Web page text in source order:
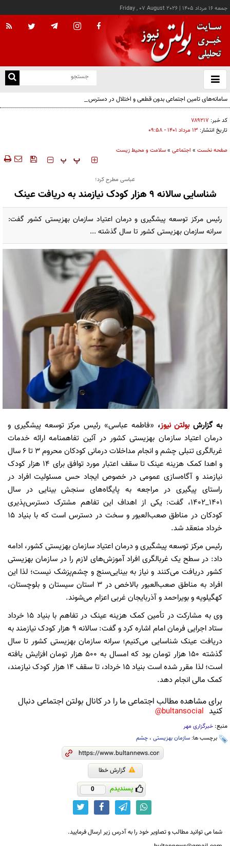
جمعه ۱۶ مرداد ۱۴۰۵ |
Friday , 07 August 2026
باز
و
سامانه‌های تامین اجتماعی بدون قطعی و اختلال در دسترس است
کد خبر: ۷۸۹۲۱۷
تاریخ انتشار: ۱۳ مرداد ۱۴۰۱ - ۰۹:۵۸
صفحه نخست » اجتماعی »سلامت و محیط زیست
‍‍‍ پ پ
عباسی مطرح کرد؛
شناسایی سالانه ۹ هزار کودک نیازمند به دریافت عینک
رئیس مرکز توسعه پیشگیری و درمان اعتیاد سازمان بهزیستی کشور گفت:
سرانه سازمان بهزیستی کشور تا سال گذشته ...
به گزارشبولتن نیوز، «فاطمه عباسی» رئیس مرکز توسعه پیشگیری و
درمان اعتیاد سازمان بهزیستی کشور در آئین تفاهمنامه ارائه خدمات
غربالگری تنبلی چشم و انجام مداخلات درمانی کودکان محروم ۳ تا ۶ سال
و اهدا کمک هزینه عینک تا سقف اعتبار مورد توافق برای ۱۴ هزار کودک
نیازمند و آگاه‌سازی عمومی در خصوص ایجاد حس مسئولیت افراد در
راستای پیگیری در مراجعه به پایگاه‌های سنجش بینایی در سال
۱۴۰۱_۱۴۰۲، گفت: یکی از اهداف این تفاهم مشترک دسترس‌پذیری
کودکان در مناطق صعب‌العبور و سخت در دسترس است که با بنیاد ۱۵
خرداد منعقد شد.
رئیس مرکز توسعه پیشگیری و درمان اعتیاد سازمان بهزیستی کشور، ادامه
داد: در سطح یک غربالگری افراد آموزش‌های لازم را در سازمان بهزیستی
کشور دریافت می‌کنند و نیاز به بینایی‌سنج و چشم‌پزشک نیست؛ لذا این
افراد به مناطق صعب‌العبور بالاخص در ۳ استان سیستان و بلوچستان،
کهگیلویه و بویراحمد و آذربایجان غربی اعزام می‌شوند.
وی به مشارکت در تأمین کمک هزینه عینک در تفاهم با بنیاد ۱۵ خرداد
ستاد اجرایی فرمان امام اشاره کرد و گفت: سالانه ۹ هزار کودک نیازمند به
دریافت عینک شناسایی می‌کنیم؛ سرانه سازمان بهزیستی کشور تا سال
گذشته ۱۵۰ هزار تومان بود که امسال به ۵۰۰ هزار تومان افزایش یافته
است؛ لذا مقرر شده است بنیاد ۱۵ خرداد، تا سقف ۱۴ هزار کودک نیازمند،
کمک مالی انجام دهد.
برای مشاهده مطالب اجتماعی ما را در کانال بولتن اجتماعی دنبال
کنید bultansocial@
منبع: خبرگزاری مهر
برچسب ها: سازمان بهزیستی ، چشم
گزارش خطا
پسندیدم 0
شما می توانید مطالب و تصاویر خود را به آدرس زیر ارسال فرمایید.